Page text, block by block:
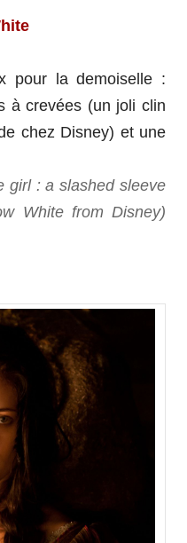
pour la demoiselle :
à crevées (un joli clin
chez Disney) et une
girl : a slashed sleeve
White from Disney)